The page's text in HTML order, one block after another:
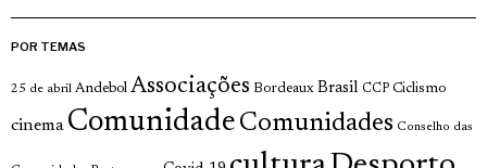
POR TEMAS
25 de abril Andebol Associações Bordeaux Brasil CCP Ciclismo
cinema Comunidade Comunidades Conselho das